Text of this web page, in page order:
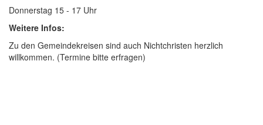
Donnerstag 15 - 17 Uhr
Weitere Infos:
Zu den Gemeindekreisen sind auch Nichtchristen herzlich
willkommen. (Termine bitte erfragen)